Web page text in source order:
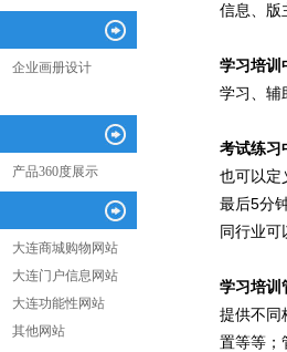
企业画册设计
产品360度展示
大连商城购物网站
大连门户信息网站
大连功能性网站
其他网站
信息、版
学习培训
学习、辅
考试练习
也可以定
最后5分
同行业可
学习培训
提供不同
置等等；